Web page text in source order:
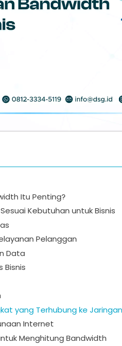
Itu Penting?
Kebutuhan untuk Bisnis
Pelanggan
Data
Bisnis
yang Terhubung ke Jaringan
Internet
Menghitung Bandwidth